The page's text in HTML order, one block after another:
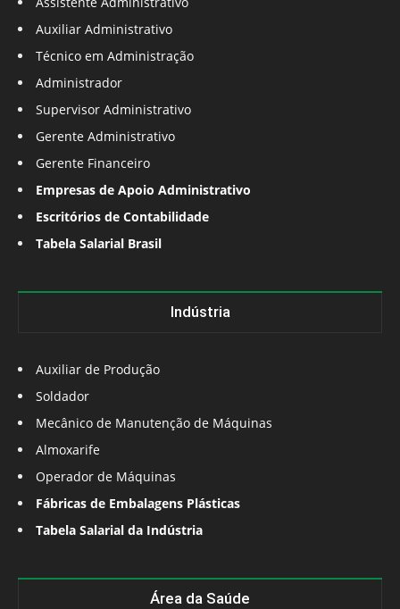
Auxiliar Administrativo
Técnico em Administração
Administrador
Supervisor Administrativo
Gerente Administrativo
Gerente Financeiro
Empresas de Apoio Administrativo
Escritórios de Contabilidade
Tabela Salarial Brasil
Indústria
Auxiliar de Produção
Soldador
Mecânico de Manutenção de Máquinas
Almoxarife
Operador de Máquinas
Fábricas de Embalagens Plásticas
Tabela Salarial da Indústria
Área da Saúde